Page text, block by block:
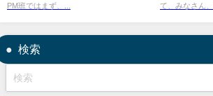
PM班ではまず、...
て、みなさん
検索